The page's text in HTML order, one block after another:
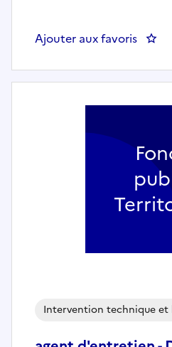
Ajouter aux favoris :
Intervention technique et